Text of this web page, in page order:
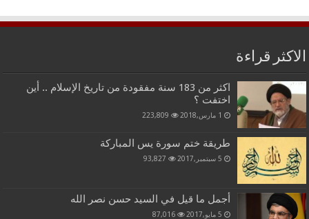
الاكثر قراءة
اكثر من 183 سنة مفقودة من تاريخ الإسلام .. أين
اختفت ؟
1 مارس,2018 223,809
طريقة ختم سورة يس المباركة
5 سبتمبر,2017 93,827
أجمل ما قيل في السيد حسن نصر الله
5 مايو,2017 87,016